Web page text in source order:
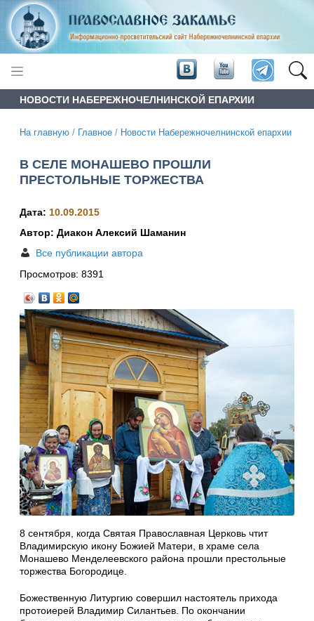
НОВОСТИ НАБЕРЕЖНОЧЕЛНИНСКОЙ ЕПАРХИИ
На главную / Главное / Новости Набережночелнинской епархии
В СЕЛЕ МОНАШЕВО ПРОШЛИ
ПРЕСТОЛЬНЫЕ ТОРЖЕСТВА
Дата: 10.09.2015
Автор: Диакон Алексий Шаманин
Все публикации автора
Просмотров: 8391
8 сентября, когда Святая Православная Церковь чтит
Владимирскую икону Божией Матери, в храме села
Монашево Менделеевского района прошли престольные
торжества Богородице.
Божественную Литургию совершил настоятель прихода
протоиерей Владимир Силантьев. По окончании